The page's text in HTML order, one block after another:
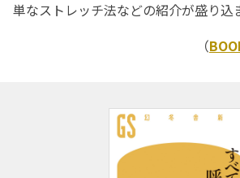
単なストレッチ法などの紹介が盛り込
（